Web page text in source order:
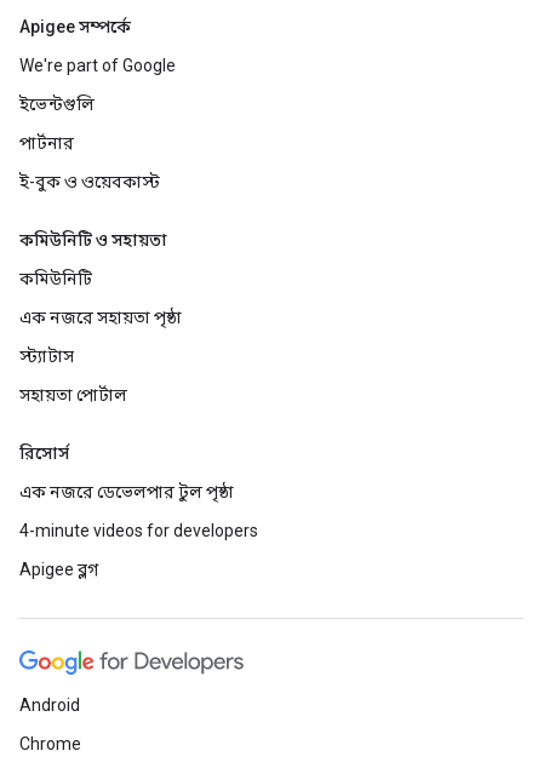
Apigee সম্পর্কে
We're part of Google
ইভেন্টগুলি
পার্টনার
ই-বুক ও ওয়েবকাস্ট
কমিউনিটি ও সহায়তা
কমিউনিটি
এক নজরে সহায়তা পৃষ্ঠা
স্ট্যাটাস
সহায়তা পোর্টাল
রিসোর্স
এক নজরে ডেভেলপার টুল পৃষ্ঠা
4-minute videos for developers
Apigee ব্লগ
Android
Chrome